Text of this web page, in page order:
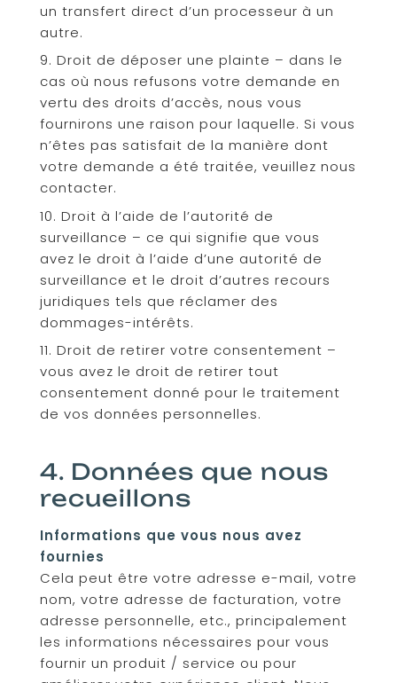
un transfert direct d’un processeur à un
autre.
Droit de déposer une plainte – dans le
cas où nous refusons votre demande en
vertu des droits d’accès, nous vous
fournirons une raison pour laquelle. Si vous
n’êtes pas satisfait de la manière dont
votre demande a été traitée, veuillez nous
contacter.
Droit à l’aide de l’autorité de
surveillance – ce qui signifie que vous
avez le droit à l’aide d’une autorité de
surveillance et le droit d’autres recours
juridiques tels que réclamer des
dommages-intérêts.
Droit de retirer votre consentement –
vous avez le droit de retirer tout
consentement donné pour le traitement
de vos données personnelles.
4. Données que nous
recueillons
Informations que vous nous avez
fournies
Cela peut être votre adresse e-mail, votre
nom, votre adresse de facturation, votre
adresse personnelle, etc., principalement
les informations nécessaires pour vous
fournir un produit / service ou pour